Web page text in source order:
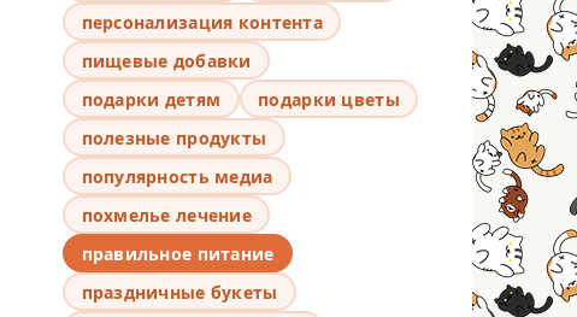
персонализация контента
пищевые добавки
подарки детям
подарки цветы
полезные продукты
популярность медиа
похмелье лечение
правильное питание
праздничные букеты